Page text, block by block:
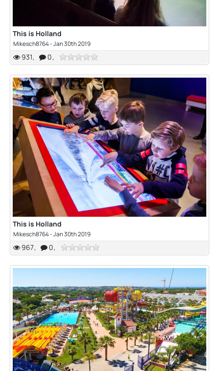
This is Holland
Mikesch8764-Jan 30th 2019
931 0
This is Holland
Mikesch8764-Jan 30th 2019
967 0